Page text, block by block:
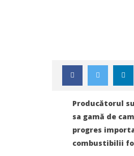
Producătorul
sa gamă de
progres
combustibilii